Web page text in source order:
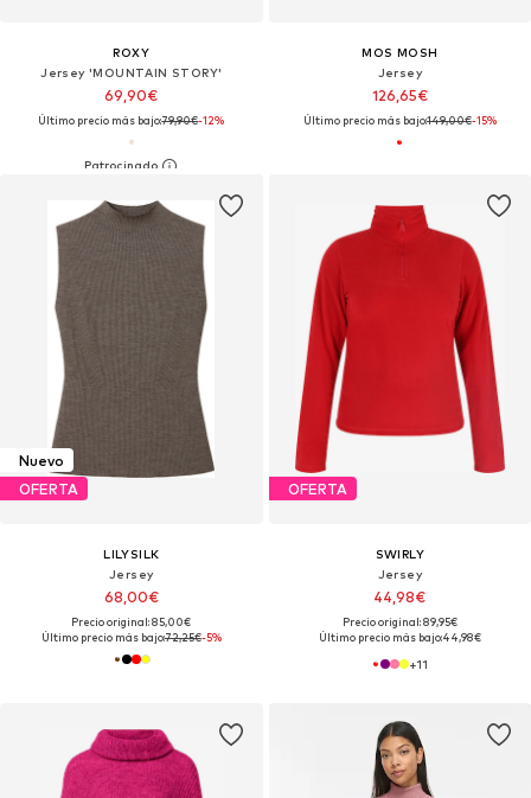
ROXY
Jersey 'MOUNTAIN STORY'
69,90€
Último precio más bajo:79,90€-12%
MOS MOSH
Jersey
126,65€
Último precio más bajo:149,00€-15%
Nuevo
OFERTA
LILYSILK
Jersey
68,00€
Precio original: 85,00€
Último precio más bajo:72,25€-5%
OFERTA
SWIRLY
Jersey
44,98€
Precio original: 89,95€
Último precio más bajo:44,98€
+11